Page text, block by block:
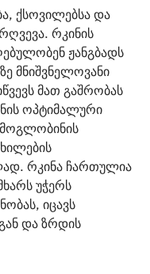
ქსოვილებსა და
რკინის
ჟანგბადს
მნიშვნელოვანი
მათ გაშრობას
ოპტიმალური
რკინა ჩართულია
უჭერს
იცავს
და ზრდის